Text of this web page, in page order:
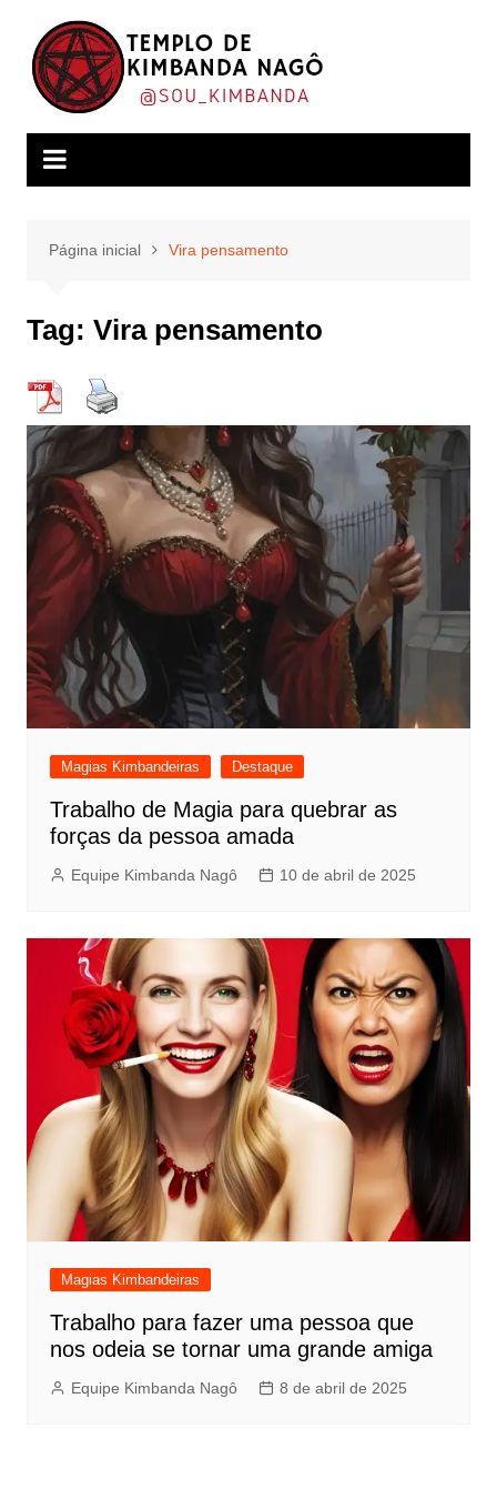
conteúdo
Página inicial Vira pensamento
Tag: Vira pensamento
Magias Kimbandeiras Destaque
Trabalho de Magia para quebrar as
forças da pessoa amada
Equipe Kimbanda Nagô 10 de abril de 2025
Magias Kimbandeiras
Trabalho para fazer uma pessoa que
nos odeia se tornar uma grande amiga
Equipe Kimbanda Nagô 8 de abril de 2025